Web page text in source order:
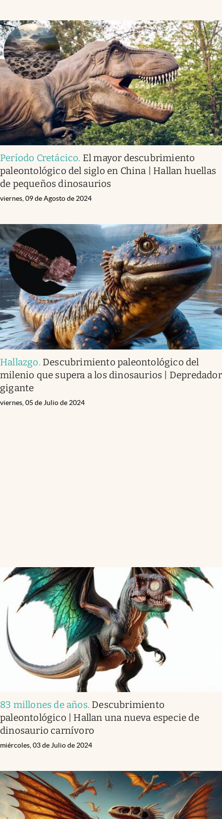
Período Cretácico. El mayor descubrimiento
paleontológico del siglo en China | Hallan huellas
de pequeños dinosaurios
viernes, 09 de Agosto de 2024
Hallazgo. Descubrimiento paleontológico del
milenio que supera a los dinosaurios | Depredador
gigante
viernes, 05 de Julio de 2024
83 millones de años. Descubrimiento
paleontológico | Hallan una nueva especie de
dinosaurio carnívoro
miércoles, 03 de Julio de 2024